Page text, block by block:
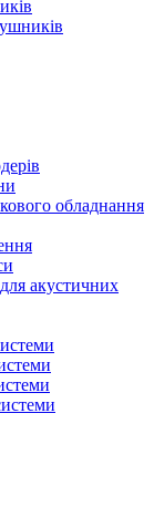
обладнання
акустичних